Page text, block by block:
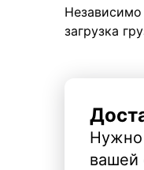
Независимо
загрузка
Нужно
вашей